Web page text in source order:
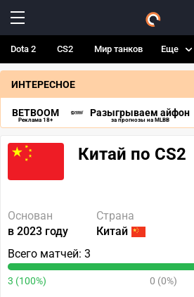
Dota 2 CS2 Мир танков Еще
ИНТЕРЕСНОЕ
BETBOOM
Реклама 18+
Разыгрываем айфон
за прогнозы на MLBB
Китай по CS2
Основан
в 2023 году
Страна
Китай
Всего матчей: 3
3 (100%) 0 (0%)